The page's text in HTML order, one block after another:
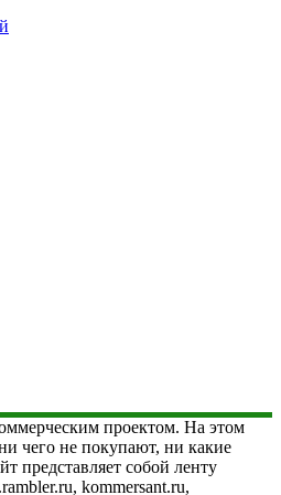
проектом. На этом
чего не покупают, ни какие
представляет собой ленту
kommersant.ru,